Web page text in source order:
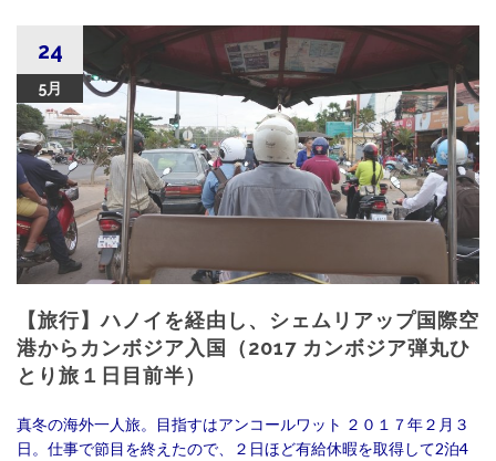
24
5月
【旅行】ハノイを経由し、シェムリアップ国際空
港からカンボジア入国（2017 カンボジア弾丸ひ
とり旅１日目前半）
真冬の海外一人旅。目指すはアンコールワット ２０１７年２月３
日。仕事で節目を終えたので、２日ほど有給休暇を取得して2泊4